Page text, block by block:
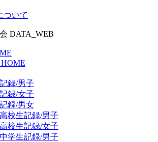
ついて
録/男子
録/女子
録/男女
校生記録/男子
校生記録/女子
学生記録/男子